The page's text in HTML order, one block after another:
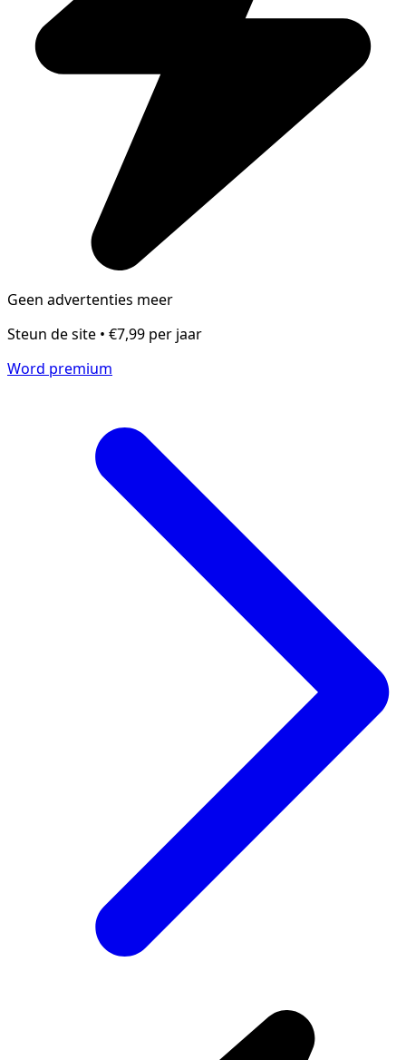
Geen advertenties meer
Steun de site • €7,99 per jaar
Word premium